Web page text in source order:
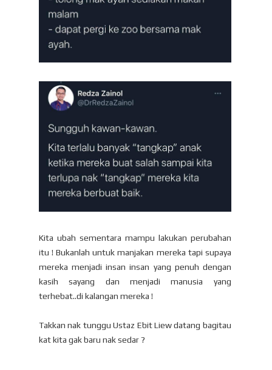
Kita ubah sementara mampu lakukan perubahan
itu ! Bukanlah untuk manjakan mereka tapi supaya
mereka menjadi insan insan yang penuh dengan
kasih sayang dan menjadi manusia yang
terhebat..di kalangan mereka !
Takkan nak tunggu Ustaz Ebit Liew datang bagitau
kat kita gak baru nak sedar ?